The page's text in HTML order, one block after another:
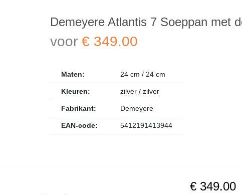
Demeyere Atlantis 7 Soeppan
Demeyere
Maten:
24 cm / 24 cm
Kleuren:
zilver / zilver
Fabrikant:
Demeyere